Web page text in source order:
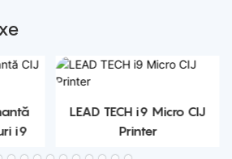
i9
LEAD TECH i9 Micro CIJ
Printer